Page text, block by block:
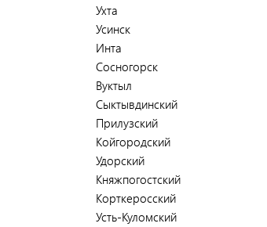
Ухта
Усинск
Инта
Сосногорск
Вуктыл
Сыктывдинский
Прилузский
Койгородский
Удорский
Княжпогостский
Корткеросский
Усть-Куломский